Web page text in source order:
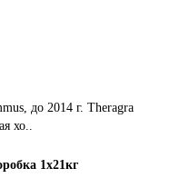
до 2014 г. Theragra
хо..
1x21кг